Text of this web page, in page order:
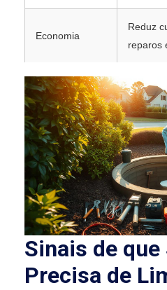
Economia
Reduz
reparos
Sinais de que
Precisa de